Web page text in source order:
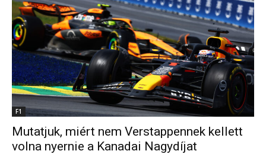
F1
Mutatjuk, miért nem Verstappennek kellett
volna nyernie a Kanadai Nagydíjat